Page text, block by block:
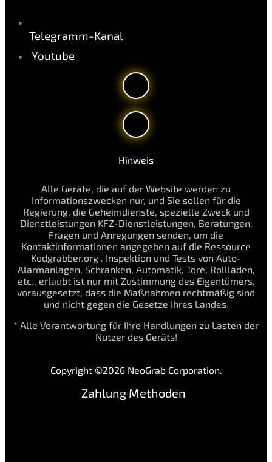
Telegramm-Kanal
Youtube
Hinweis
Alle Geräte, die auf der Website werden zu
Informationszwecken nur, und Sie sollen für die
Regierung, die Geheimdienste, spezielle Zweck und
Dienstleistungen KFZ-Dienstleistungen, Beratungen,
Fragen und Anregungen senden, um die
Kontaktinformationen angegeben auf die Ressource
Kodgrabber.org . Inspektion und Tests von Auto-
Alarmanlagen, Schranken, Automatik, Tore, Rollläden,
etc., erlaubt ist nur mit Zustimmung des Eigentümers,
vorausgesetzt, dass die Maßnahmen rechtmäßig sind
und nicht gegen die Gesetze Ihres Landes.
* Alle Verantwortung für Ihre Handlungen zu Lasten der
Nutzer des Geräts!
Copyright ©2026 NeoGrab Corporation.
Zahlung Methoden